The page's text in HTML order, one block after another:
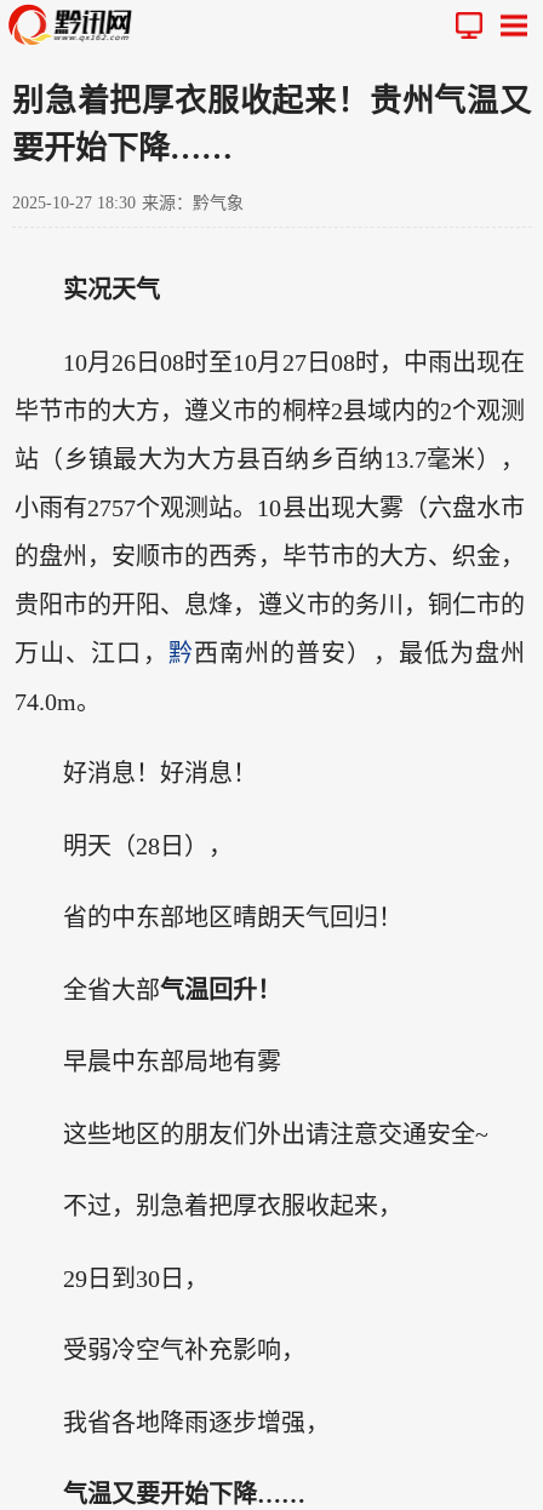
别急着把厚衣服收起来！贵州气温又
要开始下降……
2025-10-27 18:30 来源：黔气象
实况天气
10月26日08时至10月27日08时，中雨出现在
毕节市的大方，遵义市的桐梓2县域内的2个观测
站（乡镇最大为大方县百纳乡百纳13.7毫米），
小雨有2757个观测站。10县出现大雾（六盘水市
的盘州，安顺市的西秀，毕节市的大方、织金，
贵阳市的开阳、息烽，遵义市的务川，铜仁市的
万山、江口， 黔西南州的普安），最低为盘州
74.0m。
好消息！好消息！
明天（28日），
省的中东部地区晴朗天气回归！
全省大部气温回升！
早晨中东部局地有雾
这些地区的朋友们外出请注意交通安全~
不过，别急着把厚衣服收起来，
29日到30日，
受弱冷空气补充影响，
我省各地降雨逐步增强，
气温又要开始下降……